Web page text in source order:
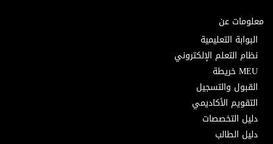
معلومات عن
البوابة التعليمية
نظام التعلم الإلكتروني
MEU خريطة
القبول والتسجيل
التقويم الأكاديمي
دليل التخصصات
دليل الطالب